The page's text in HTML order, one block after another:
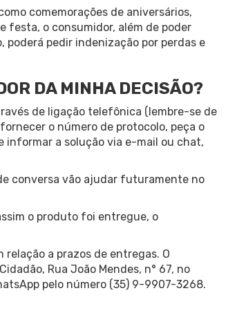
comemorações de aniversários,
festa, o consumidor, além de poder
pedir indenização por perdas e
DA MINHA DECISÃO?
de ligação telefônica (lembre-se de
o número de protocolo, peça o
informar a solução via e-mail ou chat,
conversa vão ajudar futuramente no
o produto foi entregue, o
relação a prazos de entregas. O
Rua João Mendes, n° 67, no
pelo número (35) 9-9907-3268.